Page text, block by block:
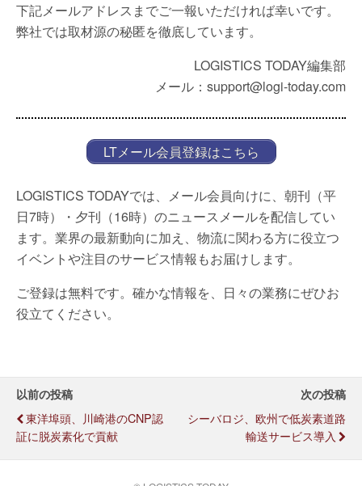
下記メールアドレスまでご一報いただければ幸いです。
弊社では取材源の秘匿を徹底しています。
LOGISTICS TODAY編集部
メール：support@logi-today.com
LTメール会員登録はこちら
LOGISTICS TODAYでは、メール会員向けに、朝刊（平
日7時）・夕刊（16時）のニュースメールを配信してい
ます。業界の最新動向に加え、物流に関わる方に役立つ
イベントや注目のサービス情報もお届けします。
ご登録は無料です。確かな情報を、日々の業務にぜひお
役立てください。
以前の投稿
東洋埠頭、川崎港のCNP認
証に脱炭素化で貢献
次の投稿
シーバロジ、欧州で低炭素道路
輸送サービス導入